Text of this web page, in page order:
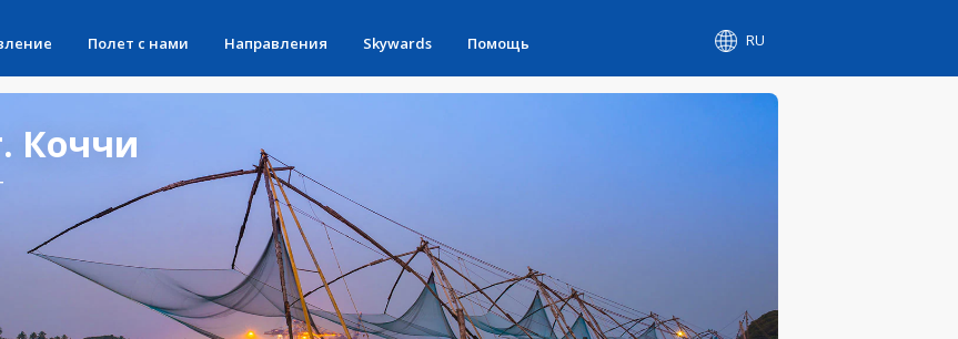
Полет с нами Направления Skywards Помощь RU
Коччи